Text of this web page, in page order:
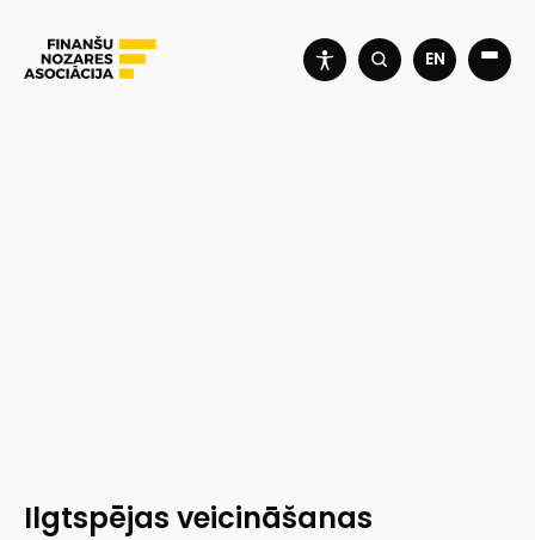
EN
Ilgtspējas veicināšanas